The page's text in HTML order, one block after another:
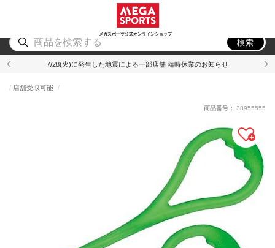
メガスポーツ公式オンラインショップ
アウトドア
検索
7/28(火)に発生した地震による一部店舗 臨時休業のお知らせ
店舗受取可能
商品番号： 38955555